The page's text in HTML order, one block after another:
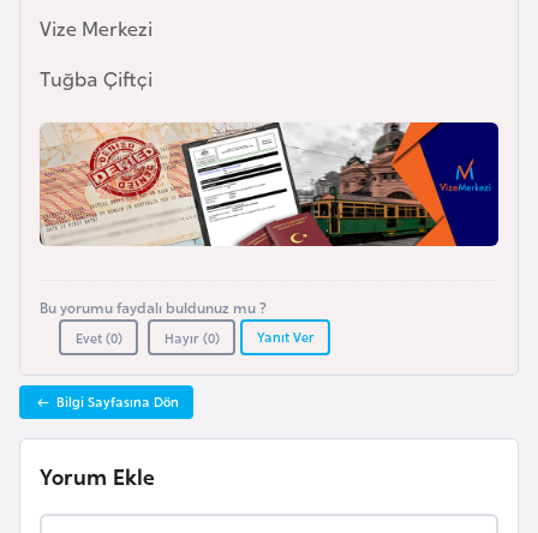
Vize Merkezi
Tuğba Çiftçi
Bu yorumu faydalı buldunuz mu ?
Evet (0) Hayır (0) Yanıt Ver
Bilgi Sayfasına Dön
Yorum Ekle
H
r
s
e
k
u
l
a
r
i
s
t